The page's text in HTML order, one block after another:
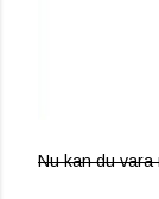
Nu kan du vara